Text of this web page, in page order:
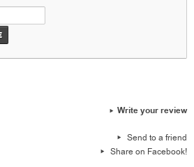
Write your review
Send to a friend
Share on Facebook!